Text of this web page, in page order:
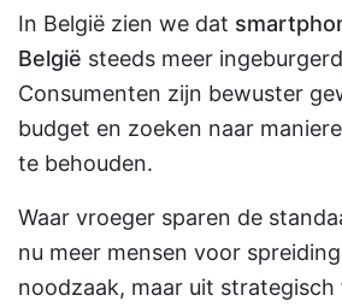
In België zien we dat
België steeds meer
Consumenten zijn bewuster
budget en zoeken naar
te behouden.
Waar vroeger sparen de
nu meer mensen voor
noodzaak, maar uit strategisch